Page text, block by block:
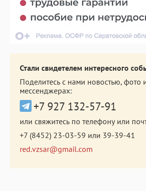
Стали свидетелем интересного
Поделитесь с нами новостью, фото
мессенджерах:
+7 927 132-57-91
или свяжитесь по телефону или
+7 (8452) 23-03-59 или 39-39-41
red.vzsar@gmail.com